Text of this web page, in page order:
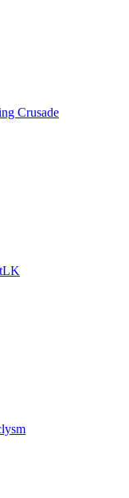
Crusade